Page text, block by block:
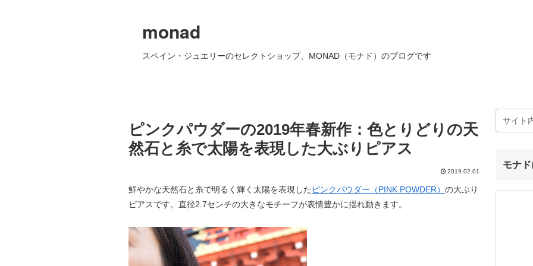
monad
スペイン・ジュエリーのセレクトショップ、MONAD（モナド）のブログです
ピンクパウダーの2019年春新作：色とりどりの天
然石と糸で太陽を表現した大ぶりピアス
2019.02.01
鮮やかな天然石と糸で明るく輝く太陽を表現した ピンクパウダー（PINK POWDER） の大ぶり
ピアスです。直径2.7センチの大きなモチーフが表情豊かに揺れ動きます。
モナ